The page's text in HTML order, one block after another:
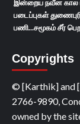
இன்றைய நவீன கால
படைப்புகள்
பணி...சமூகம் சீர் பெற
Copyrights
© [Karthik] and
2766-9890,
owned by the